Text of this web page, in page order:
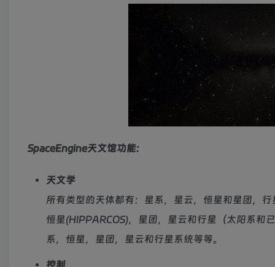
SpaceEngine天文馆功能:
天文学
所有类型的天体都有：星系，星云，恒星和星团，
恒星(HIPPARCOS)，星团，星云和行星（太阳系和
系，恒星，星团，星云和行星系统等等。